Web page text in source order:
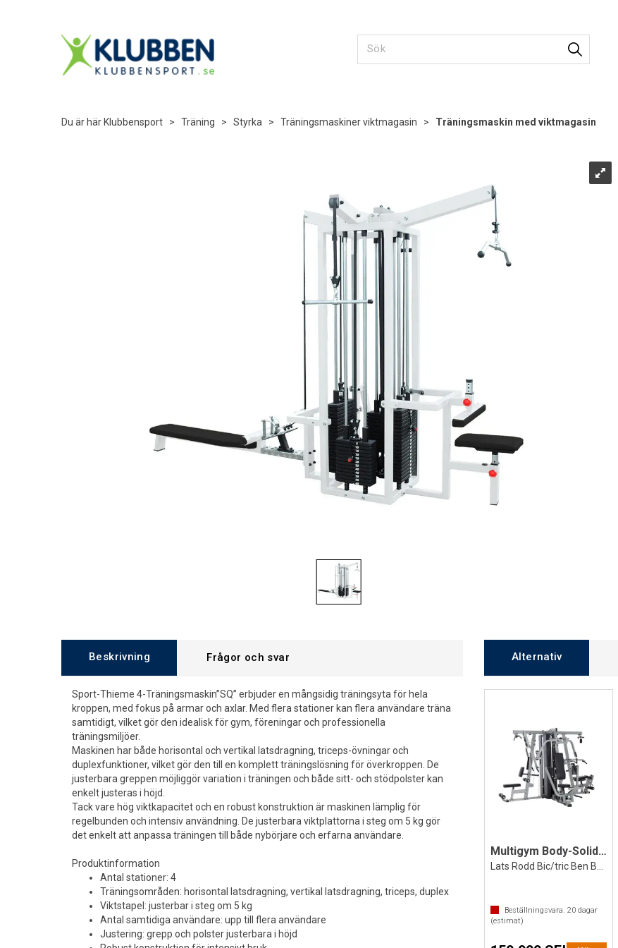
Du är här Klubbensport > Träning > Styrka > Träningsmaskiner viktmagasin > Träningsmaskin med viktmagasin
Beskrivning Frågor och svar
Sport-Thieme 4-Träningsmaskin”SQ” erbjuder en mångsidig träningsyta för hela
kroppen, med fokus på armar och axlar. Med flera stationer kan flera användare träna
samtidigt, vilket gör den idealisk för gym, föreningar och professionella
träningsmiljöer.
Maskinen har både horisontal och vertikal latsdragning, triceps-övningar och
duplexfunktioner, vilket gör den till en komplett träningslösning för överkroppen. De
justerbara greppen möjliggör variation i träningen och både sitt- och stödpolster kan
enkelt justeras i höjd.
Tack vare hög viktkapacitet och en robust konstruktion är maskinen lämplig för
regelbunden och intensiv användning. De justerbara viktplattorna i steg om 5 kg gör
det enkelt att anpassa träningen till både nybörjare och erfarna användare.
Produktinformation
Antal stationer: 4
Träningsområden: horisontal latsdragning, vertikal latsdragning, triceps, duplex
Viktstapel: justerbar i steg om 5 kg
Antal samtidiga användare: upp till flera användare
Justering: grepp och polster justerbara i höjd
Alternativ
Multigym Body-Solid EXM-4000
Beställningsvara. 20 dagar
(estimat)